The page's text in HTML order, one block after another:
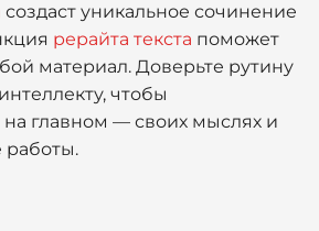
создаст уникальное сочинение
рерайта текста поможет
материал. Доверьте рутину
чтобы
на главном — своих мыслях и
работы.